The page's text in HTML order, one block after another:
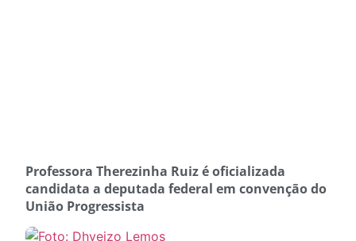
Professora Therezinha Ruiz é oficializada
candidata a deputada federal em convenção do
União Progressista